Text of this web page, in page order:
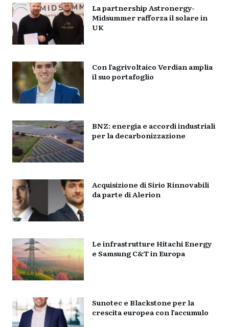
La partnership Astronergy-
Midsummer rafforza il solare in
UK
Con l’agrivoltaico Verdian amplia
il suo portafoglio
BNZ: energia e accordi industriali
per la decarbonizzazione
Acquisizione di Sirio Rinnovabili
da parte di Alerion
Le infrastrutture Hitachi Energy
e Samsung C&T in Europa
Sunotec e Blackstone per la
crescita europea con l’accumulo